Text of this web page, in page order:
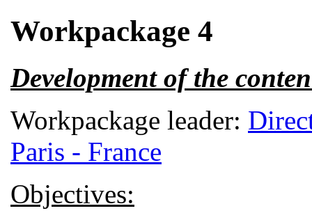
Workpackage 4
Development of the
Workpackage leader:
Paris - France
Objectives: